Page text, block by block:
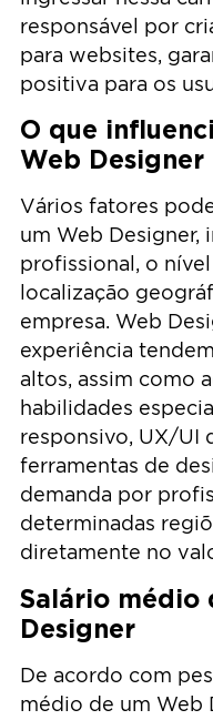
responsável por
para websites,
positiva para os
O que
Web Designer
Vários fatores
um Web Designer,
profissional, o
localização
empresa. Web
experiência
altos, assim como
habilidades
responsivo, UX/UI
ferramentas de
demanda por
determinadas
diretamente no
Salário médio
Designer
De acordo com
médio de um Web